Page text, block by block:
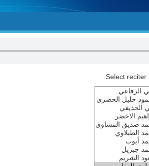
Select reciter